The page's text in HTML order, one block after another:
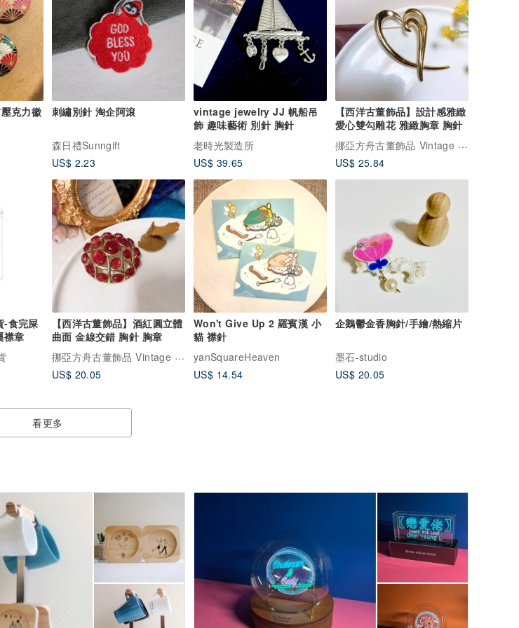
克力徽
刺繡別針 淘企阿滾
森日禮Sunngift
US$ 2.23
vintage jewelry JJ 帆船吊
飾 趣味藝術 別針 胸針
老時光製造所
US$ 39.65
【西洋古董飾品】設計感雅緻
愛心雙勾雕花 雅緻胸章 胸針
挪亞方舟古董飾品 Vintage Jewelry
US$ 25.84
-食完屎
襟章
【西洋古董飾品】酒紅圓立體
曲面 金線交錯 胸針 胸章
挪亞方舟古董飾品 Vintage Jewelry
US$ 20.05
Won't Give Up 2 羅賓漢 小
貓 襟針
yanSquareHeaven
US$ 14.54
企鵝鬱金香胸針/手繪/熱縮片
墨石-studio
US$ 20.05
看更多